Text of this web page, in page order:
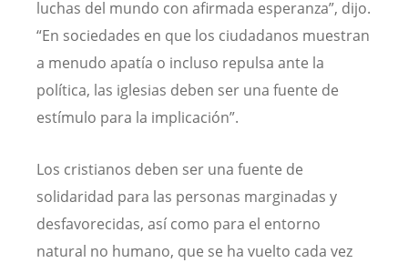
luchas del mundo con afirmada esperanza”, dijo.
“En sociedades en que los ciudadanos muestran
a menudo apatía o incluso repulsa ante la
política, las iglesias deben ser una fuente de
estímulo para la implicación”.
Los cristianos deben ser una fuente de
solidaridad para las personas marginadas y
desfavorecidas, así como para el entorno
natural no humano, que se ha vuelto cada vez